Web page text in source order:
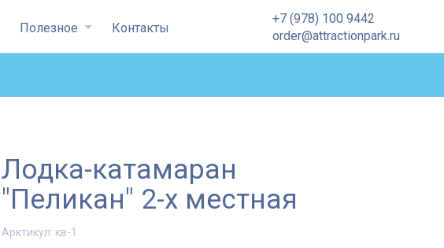
Полезное Контакты
+7 (978) 100 9442
order@attractionpark.ru
Лодка-катамаран
"Пеликан" 2-х местная
Арктикул: кв-1